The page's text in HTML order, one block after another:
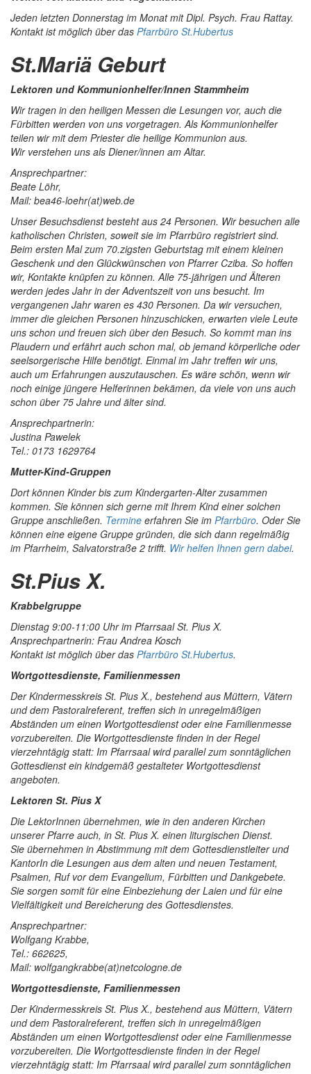
Jeden letzten Donnerstag im Monat mit Dipl. Psych. Frau Rattay.
Kontakt ist möglich über das Pfarrbüro St.Hubertus
St.Mariä Geburt
Lektoren und Kommunionhelfer/Innen Stammheim
Wir tragen in den heiligen Messen die Lesungen vor, auch die
Fürbitten werden von uns vorgetragen. Als Kommunionhelfer
teilen wir mit dem Priester die heilige Kommunion aus.
Wir verstehen uns als Diener/innen am Altar.
Ansprechpartner:
Beate Löhr,
Mail: bea46-loehr(at)web.de
Unser Besuchsdienst besteht aus 24 Personen. Wir besuchen alle
katholischen Christen, soweit sie im Pfarrbüro registriert sind.
Beim ersten Mal zum 70.zigsten Geburtstag mit einem kleinen
Geschenk und den Glückwünschen von Pfarrer Cziba. So hoffen
wir, Kontakte knüpfen zu können. Alle 75-jährigen und Älteren
werden jedes Jahr in der Adventszeit von uns besucht. Im
vergangenen Jahr waren es 430 Personen. Da wir versuchen,
immer die gleichen Personen hinzuschicken, erwarten viele Leute
uns schon und freuen sich über den Besuch. So kommt man ins
Plaudern und erfährt auch schon mal, ob jemand körperliche oder
seelsorgerische Hilfe benötigt. Einmal im Jahr treffen wir uns,
auch um Erfahrungen auszutauschen. Es wäre schön, wenn wir
noch einige jüngere Helferinnen bekämen, da viele von uns auch
schon über 75 Jahre und älter sind.
Ansprechpartnerin:
Justina Pawelek
Tel.: 0173 1629764
Mutter-Kind-Gruppen
Dort können Kinder bis zum Kindergarten-Alter zusammen
kommen. Sie können sich gerne mit Ihrem Kind einer solchen
Gruppe anschließen. Termine erfahren Sie im Pfarrbüro. Oder Sie
können eine eigene Gruppe gründen, die sich dann regelmäßig
im Pfarrheim, Salvatorstraße 2 trifft. Wir helfen Ihnen gern dabei.
St.Pius X.
Krabbelgruppe
Dienstag 9:00-11:00 Uhr im Pfarrsaal St. Pius X.
Ansprechpartnerin: Frau Andrea Kosch
Kontakt ist möglich über das Pfarrbüro St.Hubertus.
Wortgottesdienste, Familienmessen
Der Kindermesskreis St. Pius X., bestehend aus Müttern, Vätern
und dem Pastoralreferent, treffen sich in unregelmäßigen
Abständen um einen Wortgottesdienst oder eine Familienmesse
vorzubereiten. Die Wortgottesdienste finden in der Regel
vierzehntägig statt: Im Pfarrsaal wird parallel zum sonntäglichen
Gottesdienst ein kindgemäß gestalteter Wortgottesdienst
angeboten.
Lektoren St. Pius X
Die LektorInnen übernehmen, wie in den anderen Kirchen
unserer Pfarre auch, in St. Pius X. einen liturgischen Dienst.
Sie übernehmen in Abstimmung mit dem Gottesdienstleiter und
KantorIn die Lesungen aus dem alten und neuen Testament,
Psalmen, Ruf vor dem Evangelium, Fürbitten und Dankgebete.
Sie sorgen somit für eine Einbeziehung der Laien und für eine
Vielfältigkeit und Bereicherung des Gottesdienstes.
Ansprechpartner:
Wolfgang Krabbe,
Tel.: 662625,
Mail: wolfgangkrabbe(at)netcologne.de
Wortgottesdienste, Familienmessen
Der Kindermesskreis St. Pius X., bestehend aus Müttern, Vätern
und dem Pastoralreferent, treffen sich in unregelmäßigen
Abständen um einen Wortgottesdienst oder eine Familienmesse
vorzubereiten. Die Wortgottesdienste finden in der Regel
vierzehntägig statt: Im Pfarrsaal wird parallel zum sonntäglichen